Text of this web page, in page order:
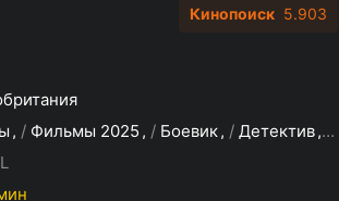
/ Фильмы 2025 / Боевик / Детектив /
Кинопоиск 5.903